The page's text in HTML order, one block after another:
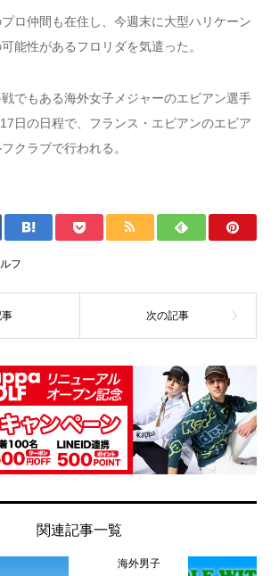
ロ仲間も在住し、今週末に大型ハリケーン
能性があるフロリダを気遣った。
でもある海外女子メジャーのエビアン選手
日の日程で、フランス・エビアンのエビア
クラブで行われる。
フ
関連記事一覧
海外男子